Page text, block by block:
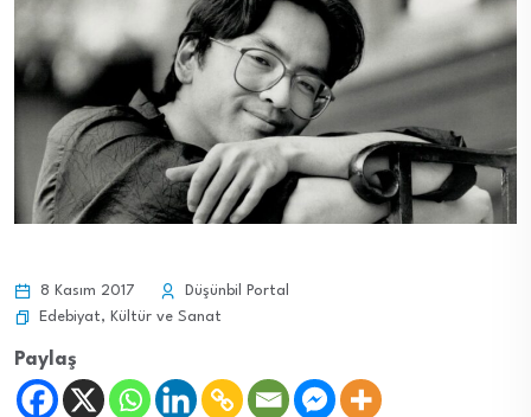
8 Kasım 2017
Düşünbil Portal
Edebiyat, Kültür ve Sanat
Paylaş